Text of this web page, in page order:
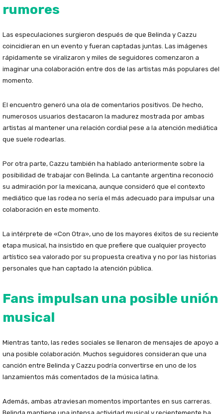
rumores
Las especulaciones surgieron después de que Belinda y Cazzu
coincidieran en un evento y fueran captadas juntas. Las imágenes
rápidamente se viralizaron y miles de seguidores comenzaron a
imaginar una colaboración entre dos de las artistas más populares del
momento.
El encuentro generó una ola de comentarios positivos. De hecho,
numerosos usuarios destacaron la madurez mostrada por ambas
artistas al mantener una relación cordial pese a la atención mediática
que suele rodearlas.
Por otra parte, Cazzu también ha hablado anteriormente sobre la
posibilidad de trabajar con Belinda. La cantante argentina reconoció
su admiración por la mexicana, aunque consideró que el contexto
mediático que las rodea no sería el más adecuado para impulsar una
colaboración en este momento.
La intérprete de «Con Otra», uno de los mayores éxitos de su reciente
etapa musical, ha insistido en que prefiere que cualquier proyecto
artístico sea valorado por su propuesta creativa y no por las historias
personales que han captado la atención pública.
Fans impulsan una posible unión
musical
Mientras tanto, las redes sociales se llenaron de mensajes de apoyo a
una posible colaboración. Muchos seguidores consideran que una
canción entre Belinda y Cazzu podría convertirse en uno de los
lanzamientos más comentados de la música latina.
Además, ambas atraviesan momentos importantes en sus carreras.